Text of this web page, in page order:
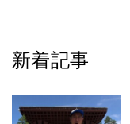
新着記事